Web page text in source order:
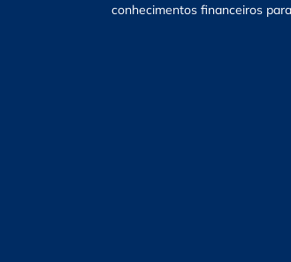
conhecimentos financeiros